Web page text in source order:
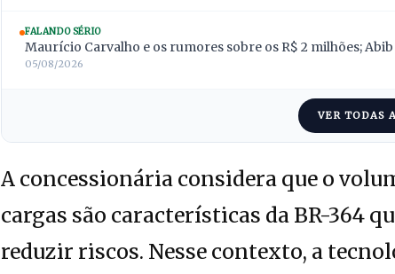
FALANDO SÉRIO
Maurício Carvalho e os rumores sobre os R$ 2 milhões;
05/08/2026
VER TODAS
A concessionária considera que o
cargas são características da BR-364
reduzir riscos. Nesse contexto, a